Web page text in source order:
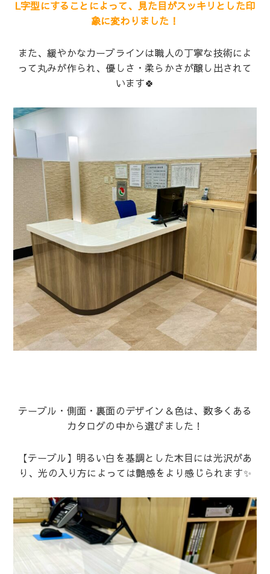
L字型にすることによって、見た目がスッキリとした印
象に変わりました！
また、緩やかなカーブラインは職人の丁寧な技術によ
って丸みが作られ、優しさ・柔らかさが醸し出されて
います🍀
テーブル・側面・裏面のデザイン＆色は、数多くある
カタログの中から選びました！
【テーブル】明るい白を基調とした木目には光沢があ
り、光の入り方によっては艶感をより感じられます✨